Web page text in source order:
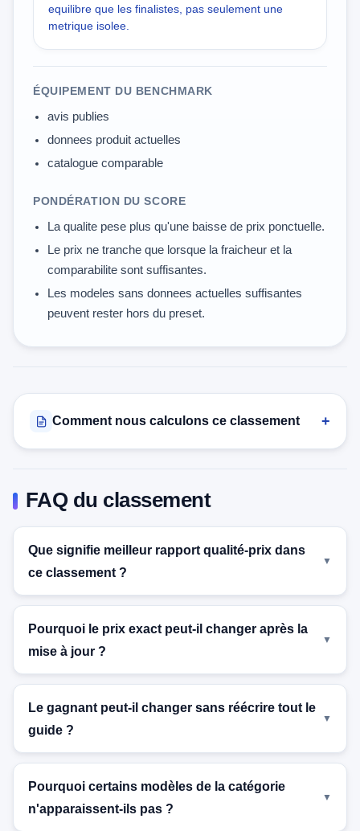
equilibre que les finalistes, pas seulement une
metrique isolee.
ÉQUIPEMENT DU BENCHMARK
avis publies
donnees produit actuelles
catalogue comparable
PONDÉRATION DU SCORE
La qualite pese plus qu'une baisse de prix ponctuelle.
Le prix ne tranche que lorsque la fraicheur et la
comparabilite sont suffisantes.
Les modeles sans donnees actuelles suffisantes
peuvent rester hors du preset.
Comment nous calculons ce classement
FAQ du classement
Que signifie meilleur rapport qualité-prix dans
ce classement ?
Pourquoi le prix exact peut-il changer après la
mise à jour ?
Le gagnant peut-il changer sans réécrire tout le
guide ?
Pourquoi certains modèles de la catégorie
n'apparaissent-ils pas ?